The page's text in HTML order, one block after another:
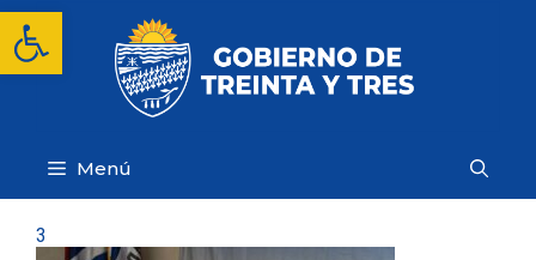
Abrir barra de herramientas
Saltar
contenido
Menú
3